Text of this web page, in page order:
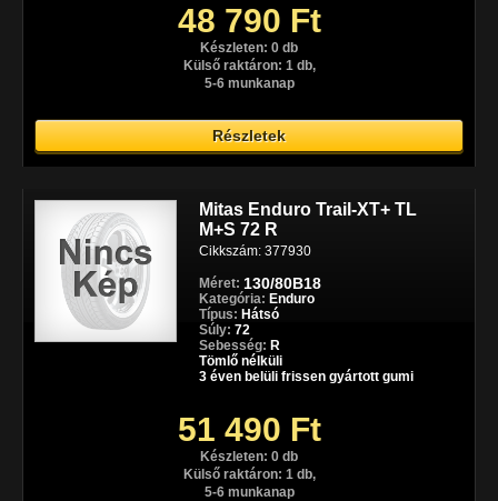
48 790 Ft
Készleten: 0 db
Külső raktáron: 1 db,
5-6 munkanap
Részletek
Mitas Enduro Trail-XT+ TL
M+S 72 R
Cikkszám: 377930
Méret: 130/80B18
Kategória: Enduro
Típus: Hátsó
Súly: 72
Sebesség: R
Tömlő nélküli
3 éven belüli frissen gyártott gumi
51 490 Ft
Készleten: 0 db
Külső raktáron: 1 db,
5-6 munkanap